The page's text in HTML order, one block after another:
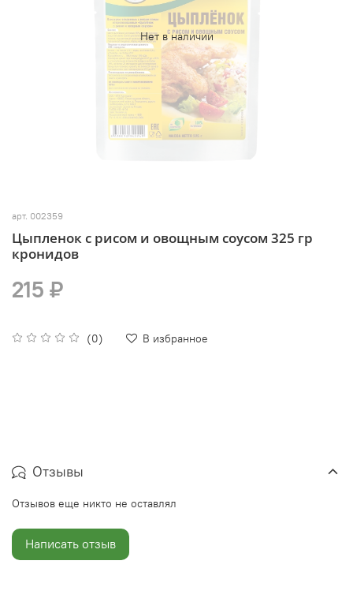
Нет в наличии
арт. 002359
Цыпленок с рисом и овощным соусом 325 гр
кронидов
(0) В избранное
215 ₽
Отзывы
Отзывов еще никто не оставлял
Написать отзыв